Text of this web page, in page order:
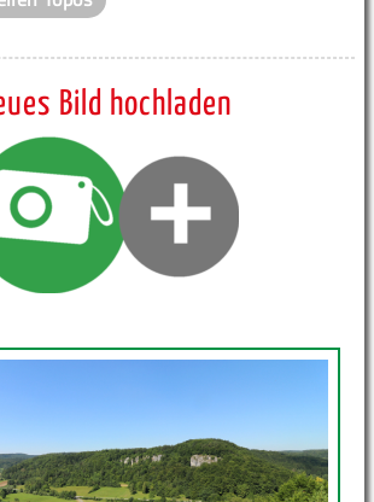
Bild hochladen